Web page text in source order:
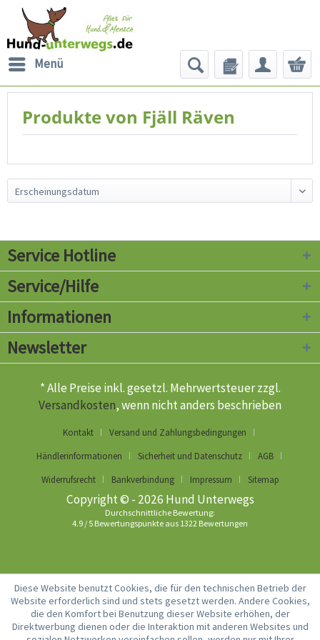
Menü
Produkte von Fjäll Räven
Service Hotline
Service/Hilfe
Informationen
Newsletter
* Alle Preise inkl. gesetzl. Mehrwertsteuer zzgl.
Versandkosten, wenn nicht anders beschrieben
Kontakt
Versand und Zahlungsbedingungen
Händlerinformationen
Sicherheit und Datenschutz
AGB
Widerrufsrecht
Bankverbindung Impressum Sitemap
Copyright © - 2026 Hund Unterwegs
Durchschnittliche Bewertung:
4.9 / 5 Bewertungspunkte aus 1322 Bewertungen
Diese Website benutzt Cookies, die für den technischen Betrieb der
Website erforderlich sind und stets gesetzt werden. Andere Cookies,
die den Komfort bei Benutzung dieser Website erhöhen, der
Direktwerbung dienen oder die Interaktion mit anderen Websites und